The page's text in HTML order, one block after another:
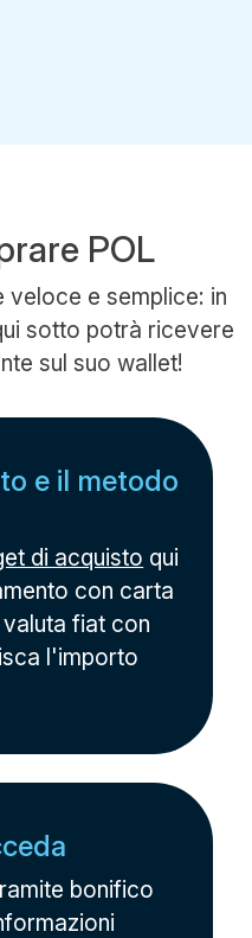
POL
veloce e semplice: in
sotto potrà ricevere
sul suo wallet!
e il metodo
di acquisto qui
con carta
fiat con
l'importo
bonifico